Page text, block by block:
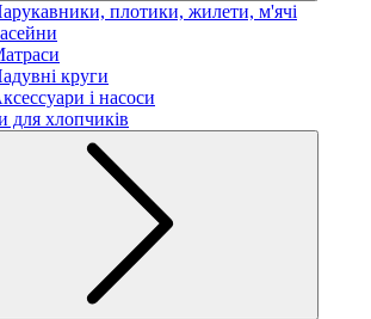
плотики, жилети, м'ячі
круги
і насоси
для хлопчиків